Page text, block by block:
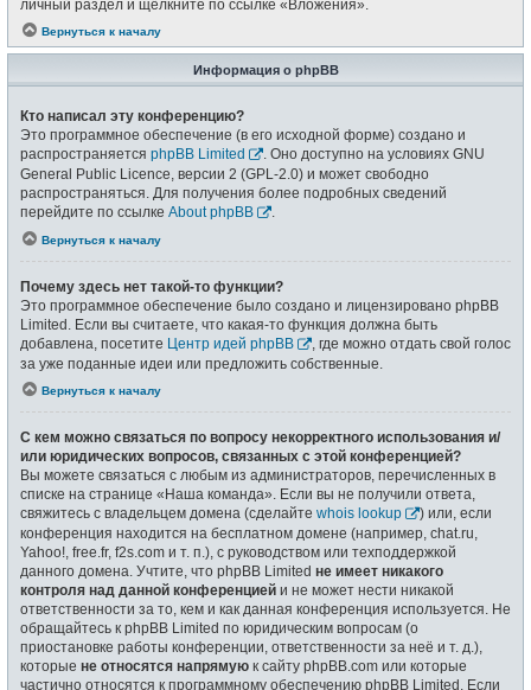
личный раздел и щёлкните по ссылке «Вложения».
Вернуться к началу
Информация о phpBB
Кто написал эту конференцию?
Это программное обеспечение (в его исходной форме) создано и
распространяется phpBB Limited
. Оно доступно на условиях GNU
General Public Licence, версии 2 (GPL-2.0) и может свободно
распространяться. Для получения более подробных сведений
перейдите по ссылке About phpBB .
Вернуться к началу
Почему здесь нет такой-то функции?
Это программное обеспечение было создано и лицензировано phpBB
Limited. Если вы считаете, что какая-то функция должна быть
добавлена, посетите Центр идей phpBB
, где можно отдать свой голос
за уже поданные идеи или предложить собственные.
Вернуться к началу
С кем можно связаться по вопросу некорректного использования и/
или юридических вопросов, связанных с этой конференцией?
Вы можете связаться с любым из администраторов, перечисленных в
списке на странице «Наша команда». Если вы не получили ответа,
свяжитесь с владельцем домена (сделайте whois lookup
) или, если
конференция находится на бесплатном домене (например, chat.ru,
Yahoo!, free.fr, f2s.com и т. п.), с руководством или техподдержкой
данного домена. Учтите, что phpBB Limited не имеет никакого
контроля над данной конференцией и не может нести никакой
ответственности за то, кем и как данная конференция используется. Не
обращайтесь к phpBB Limited по юридическим вопросам (о
приостановке работы конференции, ответственности за неё и т. д.),
которые не относятся напрямую к сайту phpBB.com или которые
частично относятся к программному обеспечению phpBB Limited. Если